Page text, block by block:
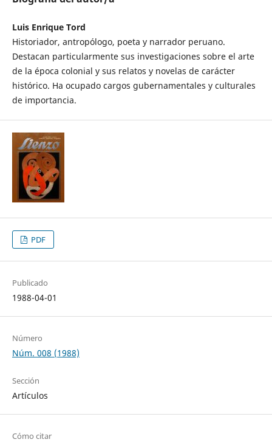
Luis Enrique Tord
Historiador, antropólogo, poeta y narrador peruano.
Destacan particularmente sus investigaciones sobre el arte
de la época colonial y sus relatos y novelas de carácter
histórico. Ha ocupado cargos gubernamentales y culturales
de importancia.
PDF
Publicado
1988-04-01
Número
Núm. 008 (1988)
Sección
Artículos
Cómo citar